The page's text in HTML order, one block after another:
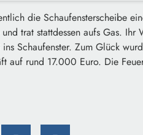
die Schaufensterscheibe
trat stattdessen aufs Gas. Ihr
Schaufenster. Zum Glück
auf rund 17.000 Euro. Die